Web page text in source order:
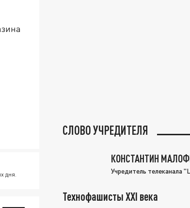
дня.
СЛОВО УЧРЕДИТЕЛЯ
КОНСТАНТИН
Учредитель телеканала
Технофашисты XXI века